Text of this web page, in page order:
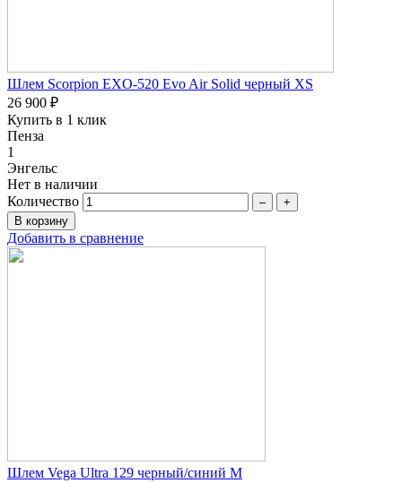
Шлем Scorpion EXO-520 Evo Air Solid черный XS
26 900 ₽
Купить в 1 клик
Пенза
1
Энгельс
Нет в наличии
Количество
– +
Добавить в сравнение
Шлем Vega Ultra 129 черный/синий M